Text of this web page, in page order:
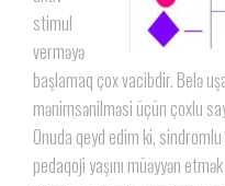
stimul
verməyə
başlamaq çox vacibdir. Belə
mənimsənilməsi üçün çoxlu
Onuda qeyd edim ki,
pedaqoji yaşını müəyyən